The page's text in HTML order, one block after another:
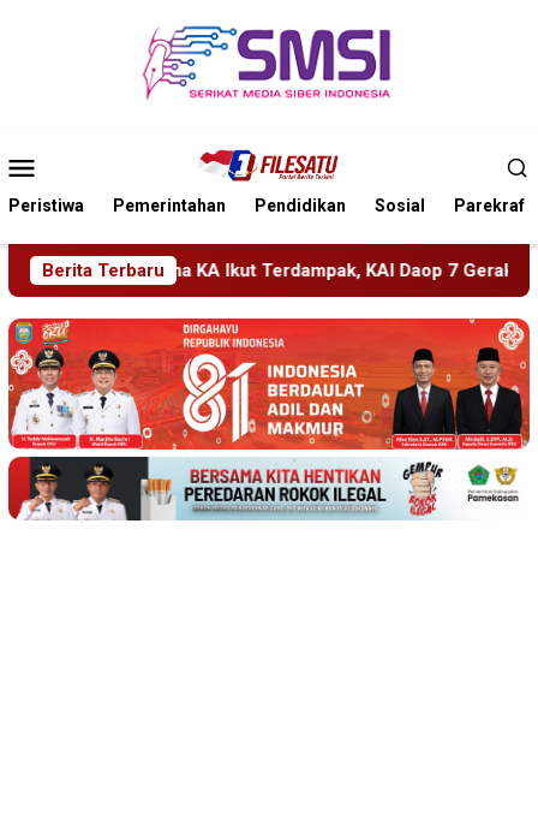
Mobile
Peristiwa Pemerintahan Pendidikan Sosial Parekraf
Berita Terbaru
KAI Daop 7 Gerak Cepat Pulihkan Layanan PMR